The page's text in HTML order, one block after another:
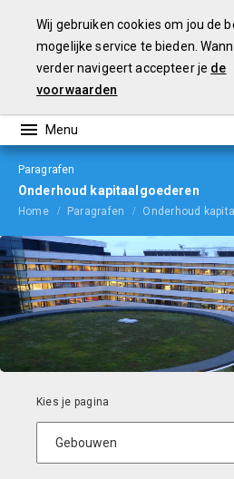
Wij gebruiken cookies om jou de
mogelijke service te bieden.
verder navigeert accepteer je de
voorwaarden
Paragrafen
Onderhoud kapitaalgoederen
Home Paragrafen Onderhoud